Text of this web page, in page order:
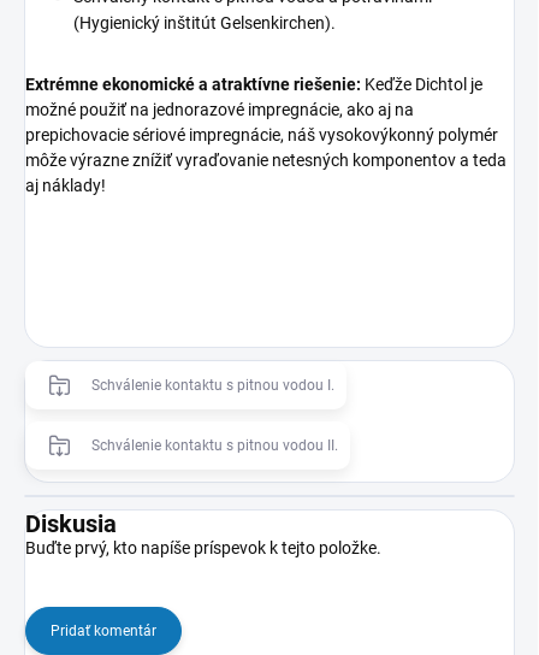
(Hygienický inštitút Gelsenkirchen).
Extrémne ekonomické a atraktívne riešenie: Keďže Dichtol je
možné použiť na jednorazové impregnácie, ako aj na
prepichovacie sériové impregnácie, náš vysokovýkonný polymér
môže výrazne znížiť vyraďovanie netesných komponentov a teda
aj náklady!
Schválenie kontaktu s pitnou vodou I.
Schválenie kontaktu s pitnou vodou II.
Diskusia
Buďte prvý, kto napíše príspevok k tejto položke.
Pridať komentár